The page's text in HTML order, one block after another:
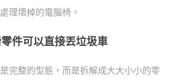
理壞掉的電腦椅。
件可以直接丟垃圾車
完整的型態，而是拆解成大大小小的零